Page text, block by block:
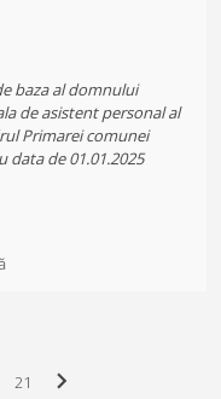
baza al domnului
de asistent personal al
Primarei comunei
data de 01.01.2025
21 chevron_right